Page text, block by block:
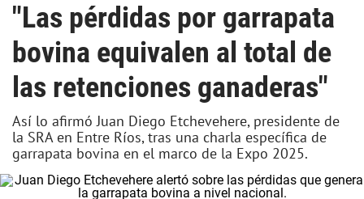
"Las pérdidas por garrapata
bovina equivalen al total de
las retenciones ganaderas"
Así lo afirmó Juan Diego Etchevehere, presidente de
la SRA en Entre Ríos, tras una charla específica de
garrapata bovina en el marco de la Expo 2025.